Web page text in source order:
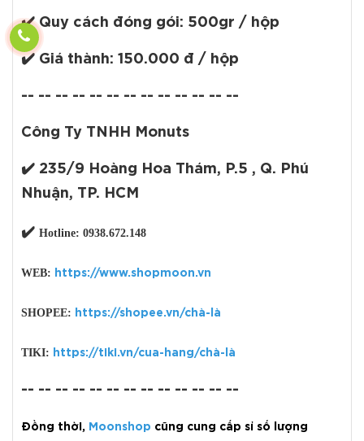
✔️Quy cách đóng gói: 500gr / hộp
✔️ Giá thành: 150.000 đ / hộp
-- -- -- -- -- -- -- -- -- -- -- -- --
Công Ty TNHH Monuts
✔️ 235/9 Hoàng Hoa Thám, P.5 , Q. Phú
Nhuận, TP. HCM
✔️ Hotline: 0938.672.148
WEB: https://www.shopmoon.vn
SHOPEE: https://shopee.vn/chà-là
TIKI: https://tiki.vn/cua-hang/chà-là
-- -- -- -- -- -- -- -- -- -- -- -- --
Đồng thời, Moonshop cũng cung cấp sỉ số lượng